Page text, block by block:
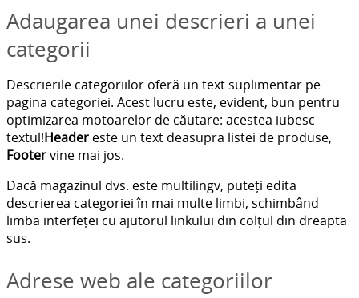
Adaugarea unei descrieri a unei
categorii
Descrierile categoriilor oferă un text suplimentar pe
pagina categoriei. Acest lucru este, evident, bun pentru
optimizarea motoarelor de căutare: acestea iubesc
textul!Header este un text deasupra listei de produse,
Footervine mai jos.
Dacă magazinul dvs. este multilingv, puteți edita
descrierea categoriei în mai multe limbi, schimbând
limba interfeței cu ajutorul linkului din colțul din dreapta
sus.
Adrese web ale categoriilor